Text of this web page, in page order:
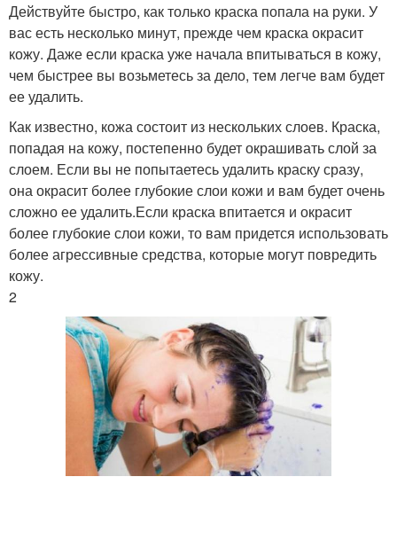
Действуйте быстро, как только краска попала на руки. У
вас есть несколько минут, прежде чем краска окрасит
кожу. Даже если краска уже начала впитываться в кожу,
чем быстрее вы возьметесь за дело, тем легче вам будет
ее удалить.
Как известно, кожа состоит из нескольких слоев. Краска,
попадая на кожу, постепенно будет окрашивать слой за
слоем. Если вы не попытаетесь удалить краску сразу,
она окрасит более глубокие слои кожи и вам будет очень
сложно ее удалить.Если краска впитается и окрасит
более глубокие слои кожи, то вам придется использовать
более агрессивные средства, которые могут повредить
кожу.
2